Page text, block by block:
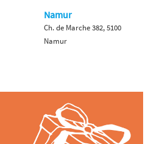
Namur
Ch. de Marche 382, 5100
Namur